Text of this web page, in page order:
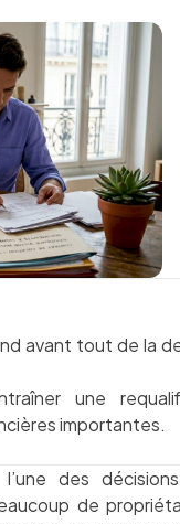
avant tout de la
une
importantes.
des
de